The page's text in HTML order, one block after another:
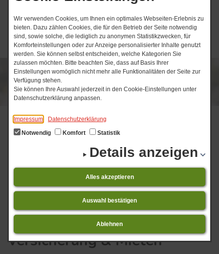
Wir verwenden Cookies, um Ihnen ein optimales Webseiten-Erlebnis zu
bieten. Dazu zählen Cookies, die für den Betrieb der Seite notwendig
sind, sowie solche, die lediglich zu anonymen Statistikzwecken, für
Komforteinstellungen oder zur Anzeige personalisierter Inhalte genutzt
werden. Sie können selbst entscheiden, welche Kategorien Sie
zulassen möchten. Bitte beachten Sie, dass auf Basis Ihrer
Einstellungen womöglich nicht mehr alle Funktionalitäten der Seite zur
Verfügung stehen.
Sie können Ihre Auswahl jederzeit in den Cookie-Einstellungen unter
Datenschutzerklärung anpassen.
Impressum
Datenschutzerklärung
Notwendig
Komfort Statistik
Details anzeigen
Alles akzeptieren
Auswahl bestätigen
Ablehnen
Veranstaltungs-Ticker
01.​08.​2026 bis 31.​08.​2026 Niederdorla -
Veranstaltungsübersicht 08.2026
Versicherung & Mieten